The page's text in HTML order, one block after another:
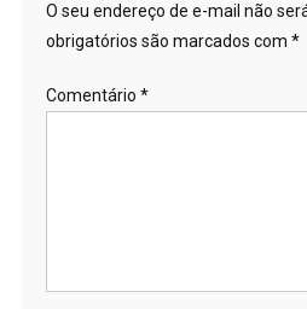
O seu endereço de e-mail não
obrigatórios são marcados com *
Comentário *